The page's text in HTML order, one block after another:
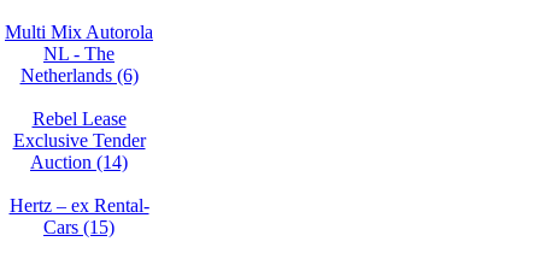
Multi Mix Autorola
NL - The
Netherlands (6)
Rebel Lease
Exclusive Tender
Auction (14)
Hertz – ex Rental-
Cars (15)